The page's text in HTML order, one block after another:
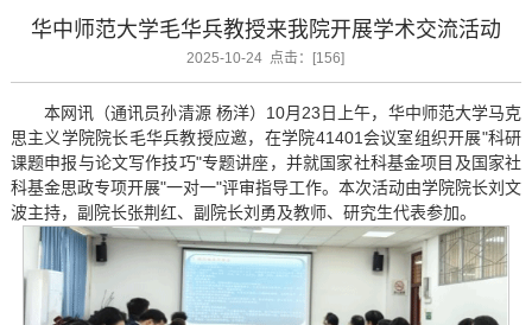
华中师范大学毛华兵教授来我院开展学术交流活动
2025-10-24 点击：[156]
本网讯（通讯员孙清源 杨洋）10月23日上午，华中师范大学马克
思主义学院院长毛华兵教授应邀，在学院41401会议室组织开展"科研
课题申报与论文写作技巧"专题讲座，并就国家社科基金项目及国家社
科基金思政专项开展"一对一"评审指导工作。本次活动由学院院长刘文
波主持，副院长张荆红、副院长刘勇及教师、研究生代表参加。